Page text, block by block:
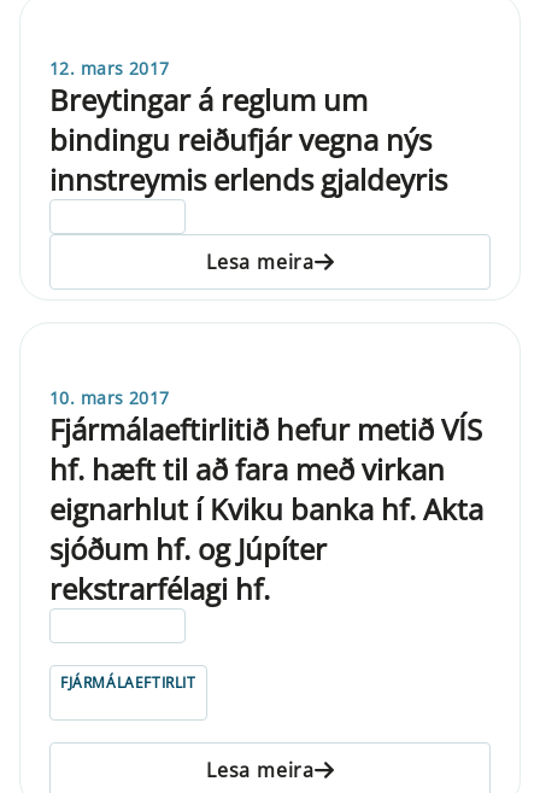
12. mars 2017
Breytingar á reglum um
bindingu reiðufjár vegna nýs
innstreymis erlends gjaldeyris
Lesa meira
10. mars 2017
Fjármálaeftirlitið hefur metið VÍS
hf. hæft til að fara með virkan
eignarhlut í Kviku banka hf. Akta
sjóðum hf. og Júpíter
rekstrarfélagi hf.
FJÁRMÁLAEFTIRLIT
Lesa meira